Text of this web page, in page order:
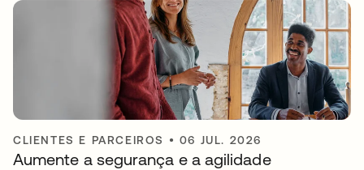
CLIENTES E PARCEIROS • 06 JUL. 2026
Aumente a segurança e a agilidade